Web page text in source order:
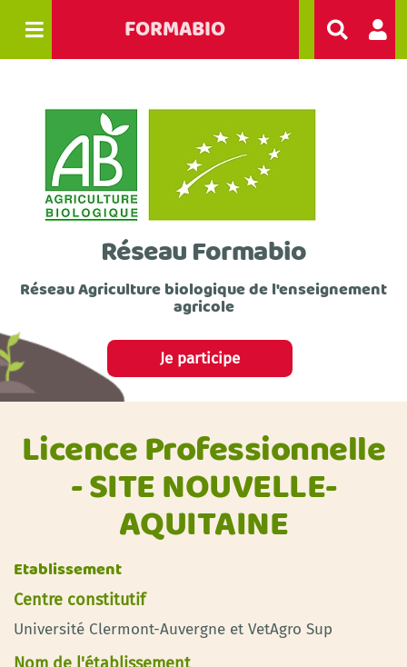
FORMABIO
Réseau Formabio
Réseau Agriculture biologique de l'enseignement
agricole
Je participe
Licence Professionnelle
- SITE NOUVELLE-
AQUITAINE
Etablissement
Centre constitutif
Université Clermont-Auvergne et VetAgro Sup
Nom de l'établissement